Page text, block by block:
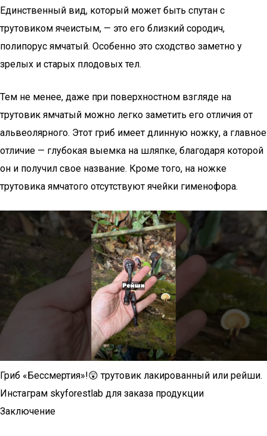
Единственный вид, который может быть спутан с
трутовиком ячеистым, — это его близкий сородич,
полипорус ямчатый. Особенно это сходство заметно у
зрелых и старых плодовых тел.
Тем не менее, даже при поверхностном взгляде на
трутовик ямчатый можно легко заметить его отличия от
альвеолярного. Этот гриб имеет длинную ножку, а главное
отличие — глубокая выемка на шляпке, благодаря которой
он и получил свое название. Кроме того, на ножке
трутовика ямчатого отсутствуют ячейки гименофора.
Гриб «Бессмертия»!😲 трутовик лакированный или рейши.
Инстаграм skyforestlab для заказа продукции
Заключение